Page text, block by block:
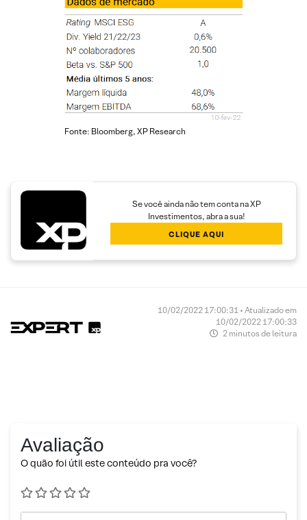
Fonte: Bloomberg, XP Research
Se você ainda não tem conta na XP
Investimentos, abra a sua!
CLIQUE AQUI
10/02/2022 17:00:31 • Atualizado em
10/02/2022 17:00:33
2 minutos de leitura
Avaliação
O quão foi útil este conteúdo pra você?